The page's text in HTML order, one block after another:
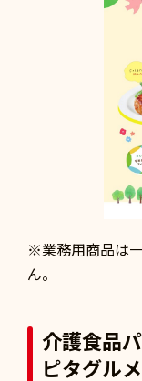
※業務用商品は
ん。
介護食品
ピタグル